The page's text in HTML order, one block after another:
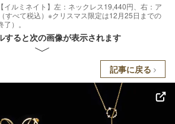
ルミネイト】左：ネックレス19,440円、右：ア
すべて税込）※クリスマス限定は12月25日までの
）。
すると次の画像が表示されます
記事に戻る